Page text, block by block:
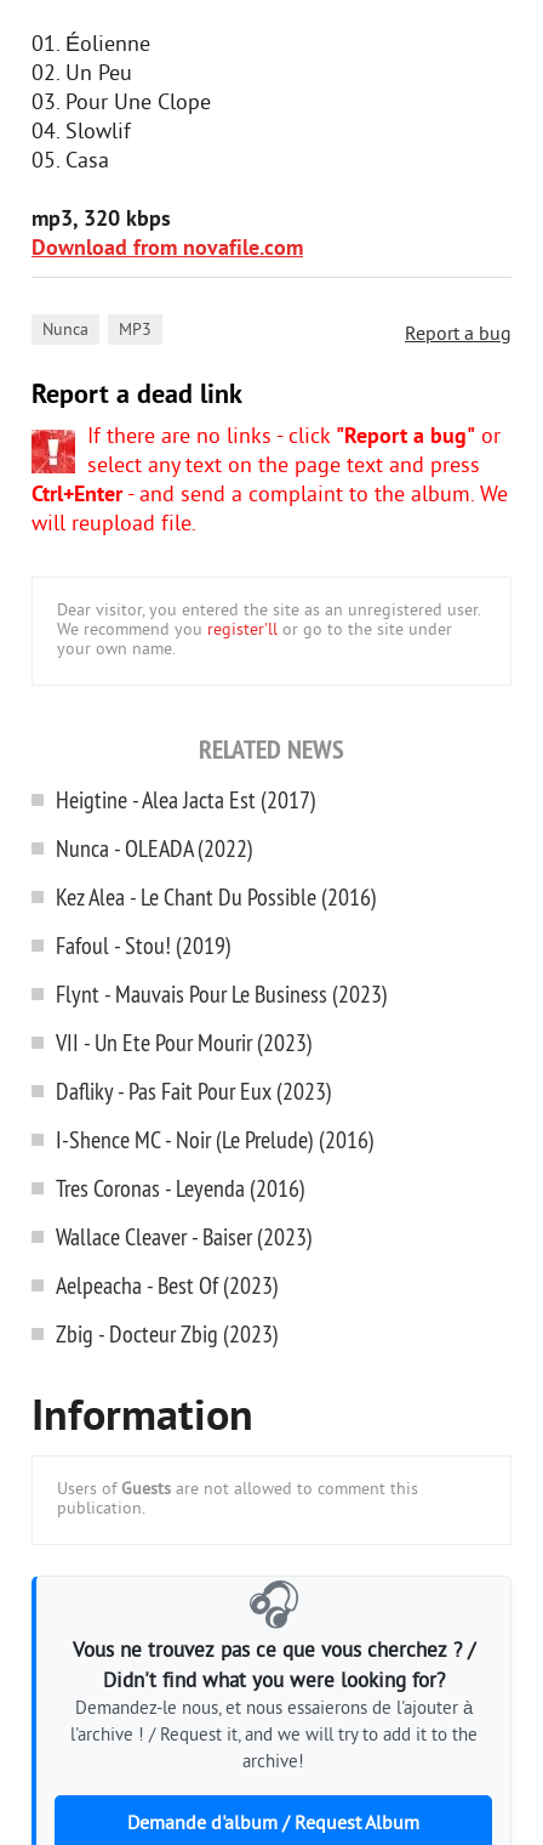
01. Éolienne
02. Un Peu
03. Pour Une Clope
04. Slowlif
05. Casa
mp3, 320 kbps
Download from novafile.com
Report a bug
Nunca MP3
Report a dead link
If there are no links - click "Report a bug" or
select any text on the page text and press
Ctrl+Enter- and send a complaint to the album. We
will reupload file.
Dear visitor, you entered the site as an unregistered user.
We recommend you register'll or go to the site under
your own name.
RELATED NEWS
Heigtine - Alea Jacta Est (2017)
Nunca - OLEADA (2022)
Kez Alea - Le Chant Du Possible (2016)
Fafoul - Stou! (2019)
Flynt - Mauvais Pour Le Business (2023)
VII - Un Ete Pour Mourir (2023)
Dafliky - Pas Fait Pour Eux (2023)
I-Shence MC - Noir (Le Prelude) (2016)
Tres Coronas - Leyenda (2016)
Wallace Cleaver - Baiser (2023)
Aelpeacha - Best Of (2023)
Zbig - Docteur Zbig (2023)
Information
Users of Guests are not allowed to comment this
publication.
🎧
Vous ne trouvez pas ce que vous cherchez ? /
Didn't find what you were looking for?
Demandez-le nous, et nous essaierons de l'ajouter à
l'archive ! / Request it, and we will try to add it to the
archive!
Demande d'album / Request Album